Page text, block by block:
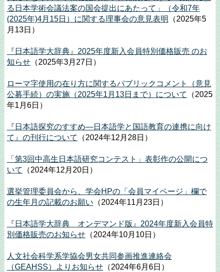
る日本学術会議法案の国会提出にあたって」（令和7年
(2025年)4月15日）に関する理事会の意見表明
（2025年5
月13日）
『日本語学大辞典』2025年度新入会員特別価格販売 のお
知らせ（2025年3月27日）
ローマ字使用の在り方に関するパブリックコメント（意見
公募手続）の実施（2025年1月13日まで）について
（2025
年1月6日）
『日本語探究のすすめ―日本語学と国語教育の連携に向け
て』の刊行について
（2024年12月28日）
「第3回中高生日本語研究コンテスト」表彰作の公開につ
いて
（2024年12月20日）
選挙管理委員会から、学会HPの「会員マイページ」欄で
の生年月の記載のお願い （2024年11月23日）
『日本語学大辞典 オンデマンド版』2024年度新入会員特
別価格販売のお知らせ（2024年10月10日）
人文社会科学系学協会男女共同参画推進連絡会
（GEAHSS）よりお知らせ（2024年6月6日）